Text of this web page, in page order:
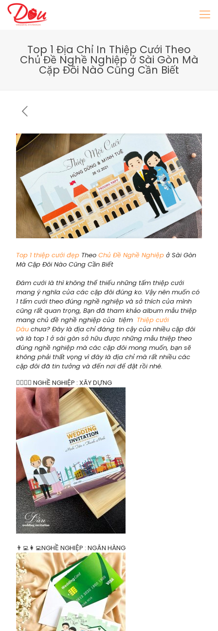
Top 1 Địa Chỉ In Thiệp Cưới Theo
Chủ Đề Nghề Nghiệp ở Sài Gòn Mà
Cặp Đôi Nào Cũng Cần Biết
Top 1 thiệp cưới đẹp Theo Chủ Đề Nghề Nghiệp ở Sài Gòn
Mà Cặp Đôi Nào Cũng Cần Biết
Đám cưới là thì không thể thiếu những tấm thiệp cưới
mang ý nghĩa của các cặp đôi đúng ko. Vậy nên muốn có
1 tấm cưới theo đúng nghề nghiệp và sở thích của mình
cũng rất quan trọng, Bạn đã tham khảo album mẫu thiệp
mang chủ đề nghề nghiệp của tiệm Thiệp cưới
Dâu chưa? Đây là địa chỉ đáng tin cậy của nhiều cặp đôi
và là top 1 ở sài gòn sở hữu được những mẫu thiệp theo
đúng nghề nghiệp mà các cặp đôi mong muốn, bạn sẽ
không phải thất vọng vì đây là địa chỉ mà rất nhiều các
cặp đôi đã tin tưởng và đến nơi để đặt rồi nhé.
👷‍♂️👷‍♀️ NGHỀ NGHIỆP : XÂY DỰNG
👨‍💻👩‍💻NGHỀ NGHIỆP : NGÂN HÀNG